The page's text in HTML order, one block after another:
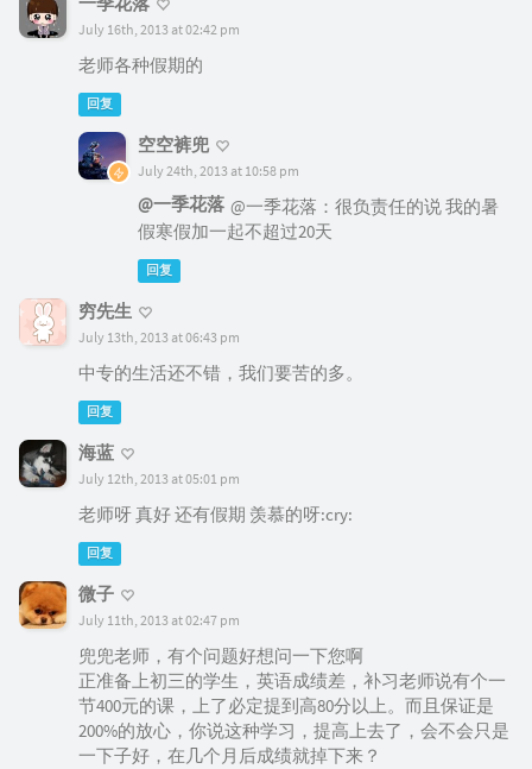
July 16th, 2013 at 02:42 pm
老师各种假期的
回复
空空裤兜
July 24th, 2013 at 10:58 pm
@一季花落 @一季花落：很负责任的说 我的暑
假寒假加一起不超过20天
回复
穷先生
July 13th, 2013 at 06:43 pm
中专的生活还不错，我们要苦的多。
回复
海蓝
July 12th, 2013 at 05:01 pm
老师呀 真好 还有假期 羡慕的呀:cry:
回复
微子
July 11th, 2013 at 02:47 pm
兜兜老师，有个问题好想问一下您啊
正准备上初三的学生，英语成绩差，补习老师说有个一
节400元的课，上了必定提到高80分以上。而且保证是
200%的放心，你说这种学习，提高上去了，会不会只是
一下子好，在几个月后成绩就掉下来？